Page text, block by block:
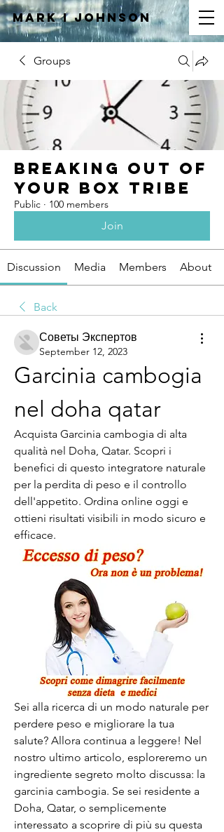
Mark IJOHNSON
Groups
Breaking Out of
Your Box Tribe
Public · 100 members
Join
Discussion Media Members About
Back
Советы Экспертов
September 12, 2023
Garcinia cambogia
nel doha qatar
Acquista Garcinia cambogia di alta
qualità nel Doha, Qatar. Scopri i
benefici di questo integratore naturale
per la perdita di peso e il controllo
dell'appetito. Ordina online oggi e
ottieni risultati visibili in modo sicuro e
efficace.
Sei alla ricerca di un modo naturale per
perdere peso e migliorare la tua
salute? Allora continua a leggere! Nel
nostro ultimo articolo, esploreremo un
ingrediente segreto molto discussa: la
garcinia cambogia. Se sei residente a
Doha, Qatar, o semplicemente
interessato a scoprire di più su questa